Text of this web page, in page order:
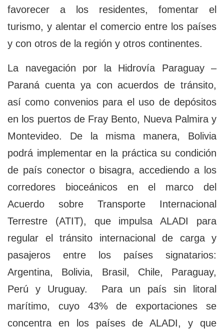
favorecer a los residentes, fomentar el
turismo, y alentar el comercio entre los países
y con otros de la región y otros continentes.
La navegación por la Hidrovía Paraguay –
Paraná cuenta ya con acuerdos de tránsito,
así como convenios para el uso de depósitos
en los puertos de Fray Bento, Nueva Palmira y
Montevideo. De la misma manera, Bolivia
podrá implementar en la práctica su condición
de país conector o bisagra, accediendo a los
corredores bioceánicos en el marco del
Acuerdo sobre Transporte Internacional
Terrestre (ATIT), que impulsa ALADI para
regular el tránsito internacional de carga y
pasajeros entre los países signatarios:
Argentina, Bolivia, Brasil, Chile, Paraguay,
Perú y Uruguay. Para un país sin litoral
marítimo, cuyo 43% de exportaciones se
concentra en los países de ALADI, y que